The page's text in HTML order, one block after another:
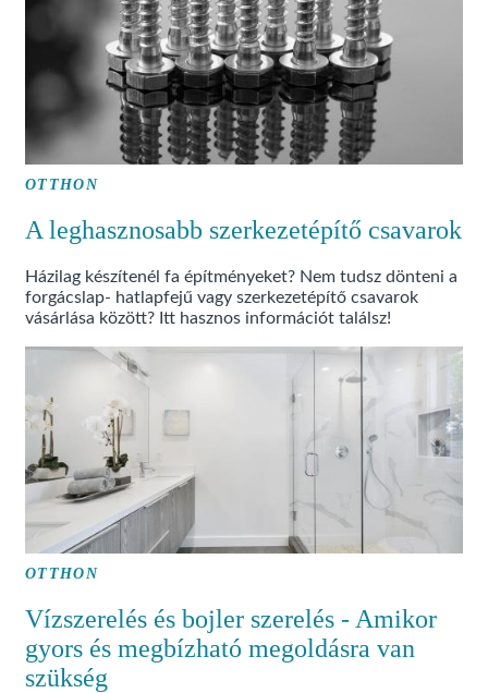
OTTHON
A leghasznosabb szerkezetépítő csavarok
Házilag készítenél fa építményeket? Nem tudsz dönteni a
forgácslap- hatlapfejű vagy szerkezetépítő csavarok
vásárlása között? Itt hasznos információt találsz!
OTTHON
Vízszerelés és bojler szerelés - Amikor
gyors és megbízható megoldásra van
szükség